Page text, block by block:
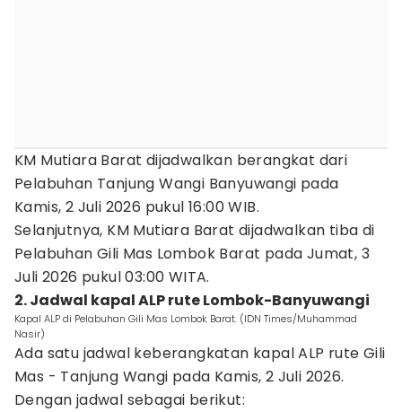
KM Mutiara Barat dijadwalkan berangkat dari
Pelabuhan Tanjung Wangi Banyuwangi pada
Kamis, 2 Juli 2026 pukul 16:00 WIB.
Selanjutnya, KM Mutiara Barat dijadwalkan tiba di
Pelabuhan Gili Mas Lombok Barat pada Jumat, 3
Juli 2026 pukul 03:00 WITA.
2. Jadwal kapal ALP rute Lombok-Banyuwangi
Kapal ALP di Pelabuhan Gili Mas Lombok Barat. (IDN Times/Muhammad
Nasir)
Ada satu jadwal keberangkatan kapal ALP rute Gili
Mas - Tanjung Wangi pada Kamis, 2 Juli 2026.
Dengan jadwal sebagai berikut: